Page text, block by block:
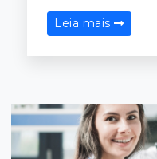
Leia mais